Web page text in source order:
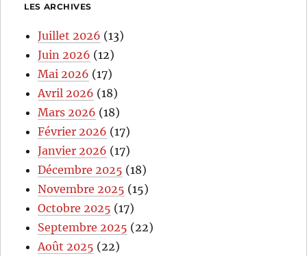
LES ARCHIVES
Juillet 2026 (13)
Juin 2026 (12)
Mai 2026 (17)
Avril 2026 (18)
Mars 2026 (18)
Février 2026 (17)
Janvier 2026 (17)
Décembre 2025 (18)
Novembre 2025 (15)
Octobre 2025 (17)
Septembre 2025 (22)
Août 2025 (22)